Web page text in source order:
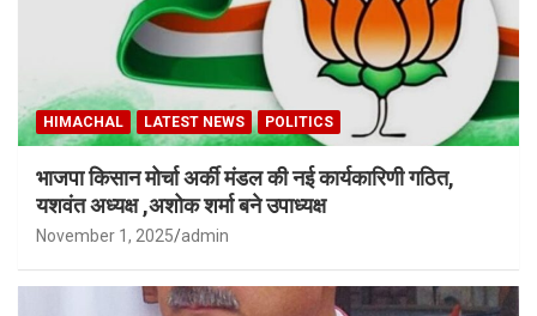
HIMACHAL LATEST NEWS POLITICS
भाजपा किसान मोर्चा अर्की मंडल की नई कार्यकारिणी गठित,
यशवंत अध्यक्ष ,अशोक शर्मा बने उपाध्यक्ष
November 1, 2025 admin